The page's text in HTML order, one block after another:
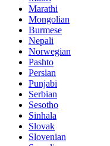
Marathi
Mongolian
Burmese
Nepali
Norwegian
Pashto
Persian
Punjabi
Serbian
Sesotho
Sinhala
Slovak
Slovenian